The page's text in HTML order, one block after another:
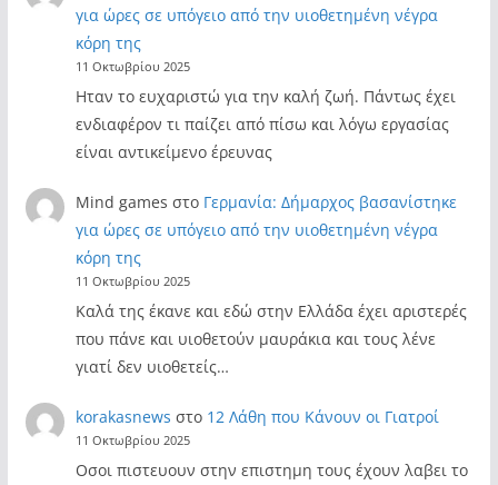
για ώρες σε υπόγειο από την υιοθετημένη νέγρα
κόρη της
11 Οκτωβρίου 2025
Ηταν το ευχαριστώ για την καλή ζωή. Πάντως έχει
ενδιαφέρον τι παίζει από πίσω και λόγω εργασίας
είναι αντικείμενο έρευνας
Mind games στο Γερμανία: Δήμαρχος βασανίστηκε
για ώρες σε υπόγειο από την υιοθετημένη νέγρα
κόρη της
11 Οκτωβρίου 2025
Καλά της έκανε και εδώ στην Ελλάδα έχει αριστερές
που πάνε και υιοθετούν μαυράκια και τους λένε
γιατί δεν υιοθετείς…
korakasnews στο 12 Λάθη που Κάνουν οι Γιατροί
11 Οκτωβρίου 2025
Οσοι πιστευουν στην επιστημη τους έχουν λαβει το